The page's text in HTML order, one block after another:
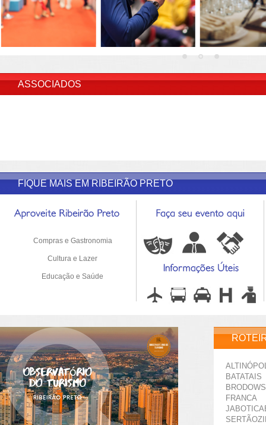
ASSOCIADOS
FIQUE MAIS EM RIBEIRÃO PRETO
Compras e Gastronomia
Cultura e Lazer
Educação e Saúde
BATATAIS
FRANCA